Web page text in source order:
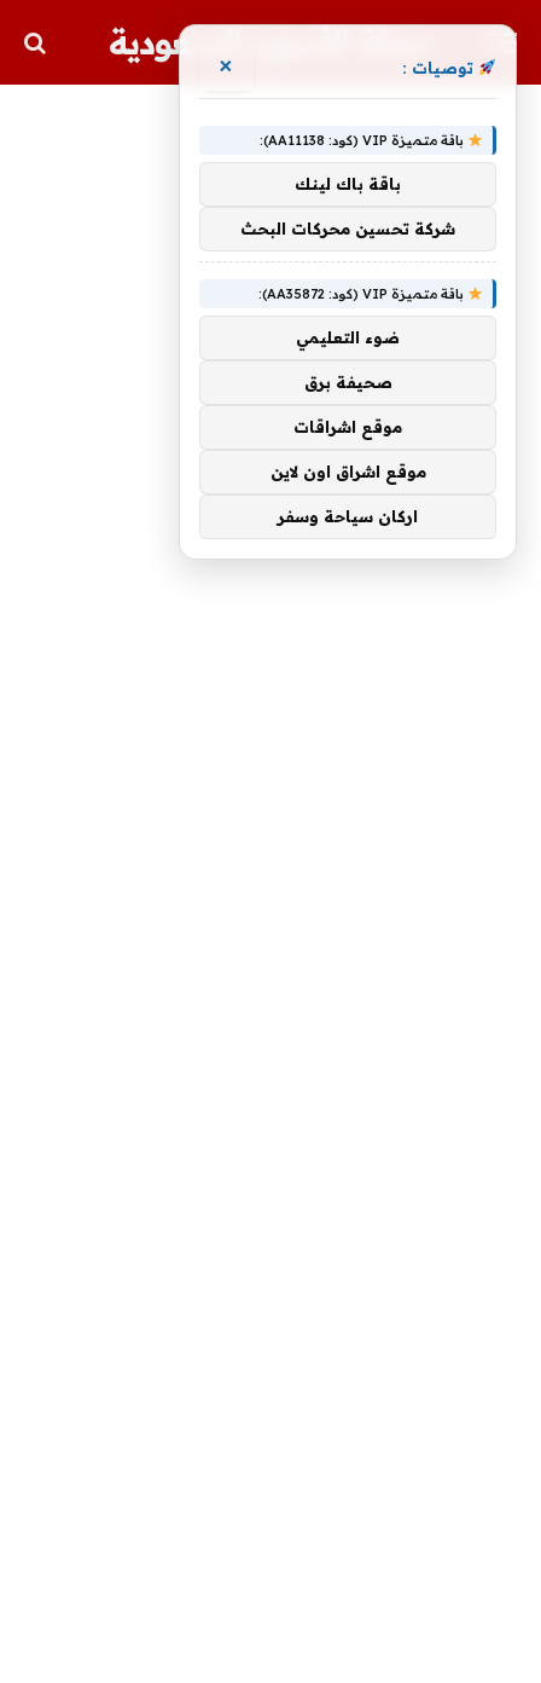
مجلة الأسهم السعودية
توصيات : ×
باقة متميزة VIP (كود: AA11138):
باقة باك لينك
شركة تحسين محركات البحث
باقة متميزة VIP (كود: AA35872):
ضوء التعليمي
صحيفة برق
موقع اشراقات
موقع اشراق اون لاين
اركان سياحة وسفر